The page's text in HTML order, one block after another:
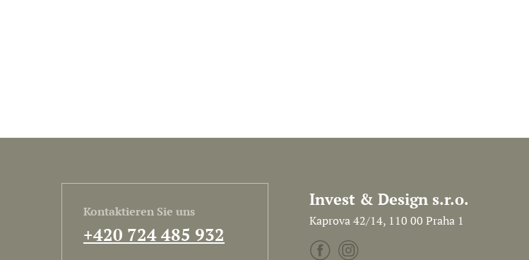
Kontaktieren Sie uns
+420 724 485 932
Invest & Design s.r.o.
Kaprova 42/14, 110 00 Praha 1